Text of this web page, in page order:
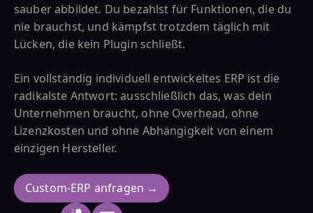
sauber abbildet. Du bezahlst für Funktionen, die du
nie brauchst, und kämpfst trotzdem täglich mit
Lücken, die kein Plugin schließt.
Ein vollständig individuell entwickeltes ERP ist die
radikalste Antwort: ausschließlich das, was dein
Unternehmen braucht, ohne Overhead, ohne
Lizenzkosten und ohne Abhängigkeit von einem
einzigen Hersteller.
Custom-ERP anfragen →